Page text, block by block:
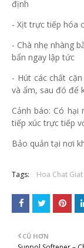
định
- Xịt trực tiếp hóa
- Chà nhẹ nhàng
bẩn ngay lập tức
- Hút các chất
và ẩm, sau đó để
Cảnh báo: Có
tiếp xúc trực tiếp
Bảo quản tại nơi
Tags: Hoa Chat Giat
CŨ HƠN